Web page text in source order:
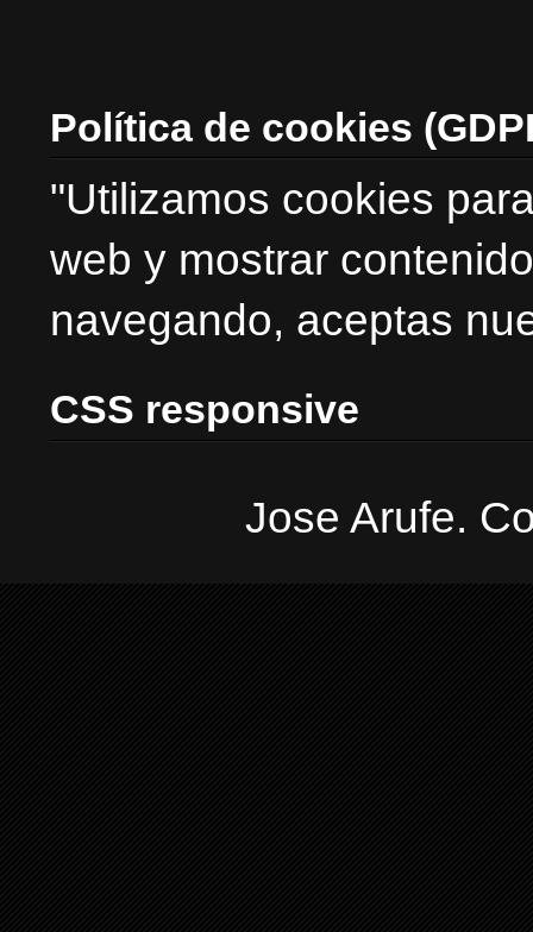
Política de cookies
"Utilizamos cookies
web y mostrar
navegando, aceptas
CSS responsive
Jose Arufe.